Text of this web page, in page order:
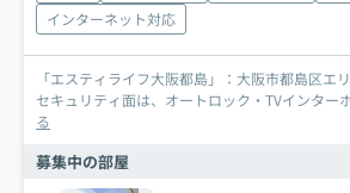
インターネット対応
「エスティライフ大阪都島」：大阪市都島区エ
セキュリティ面は、オートロック・TVインター
る
募集中の部屋